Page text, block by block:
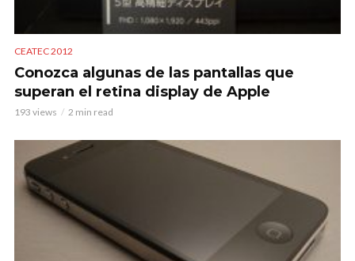
CEATEC 2012
Conozca algunas de las pantallas que
superan el retina display de Apple
193 views 2 min read